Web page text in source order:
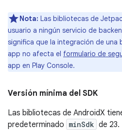
Nota: Las bibliotecas de
usuario a ningún servicio de
significa que la integración de
app no afecta el formulario de
app en Play Console.
Versión mínima del SDK
Las bibliotecas de AndroidX
predeterminado minSdk de